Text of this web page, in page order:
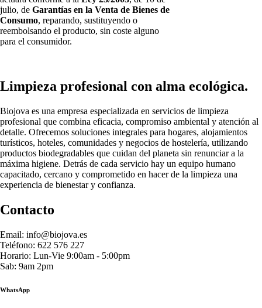
julio, de Garantías en la Venta de Bienes de
Consumo, reparando, sustituyendo o
reembolsando el producto, sin coste alguno
para el consumidor.
Limpieza profesional con alma ecológica.
Biojova es una empresa especializada en servicios de limpieza
profesional que combina eficacia, compromiso ambiental y atención al
detalle. Ofrecemos soluciones integrales para hogares, alojamientos
turísticos, hoteles, comunidades y negocios de hostelería, utilizando
productos biodegradables que cuidan del planeta sin renunciar a la
máxima higiene. Detrás de cada servicio hay un equipo humano
capacitado, cercano y comprometido en hacer de la limpieza una
experiencia de bienestar y confianza.
Contacto
Email: info@biojova.es
Teléfono: 622 576 227
Horario: Lun-Vie 9:00am - 5:00pm
Sab: 9am 2pm
WhatsApp